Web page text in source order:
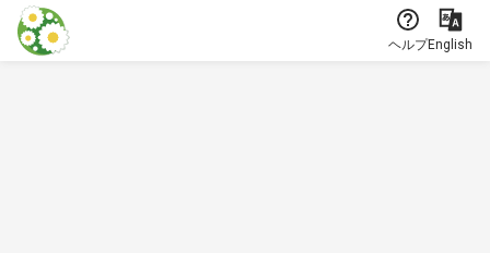
本文に飛ぶ
ヘルプEnglish